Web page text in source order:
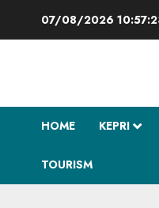
07/08/2026
HOME KEPRI
TOURISM